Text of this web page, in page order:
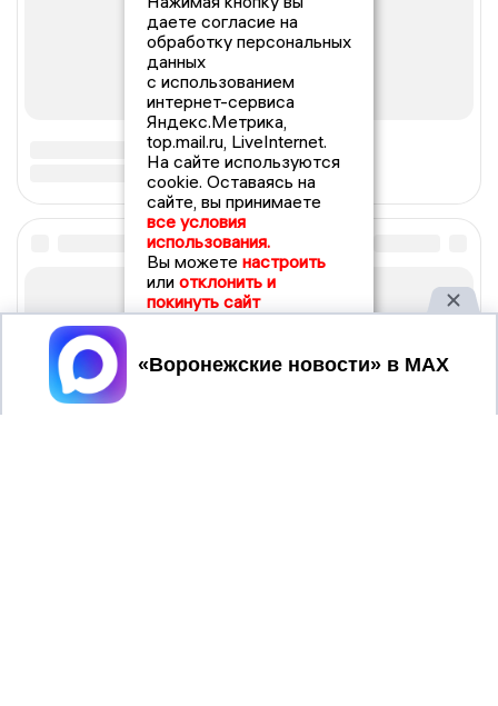
даете согласие на
обработку персональных
данных
с использованием
интернет-сервиса
Яндекс.Метрика,
top.mail.ru, LiveInternet.
На сайте используются
cookie. Оставаясь на
сайте, вы принимаете
все условия
использования.
Вы можете настроить
или отклонить и
покинуть сайт
Принять